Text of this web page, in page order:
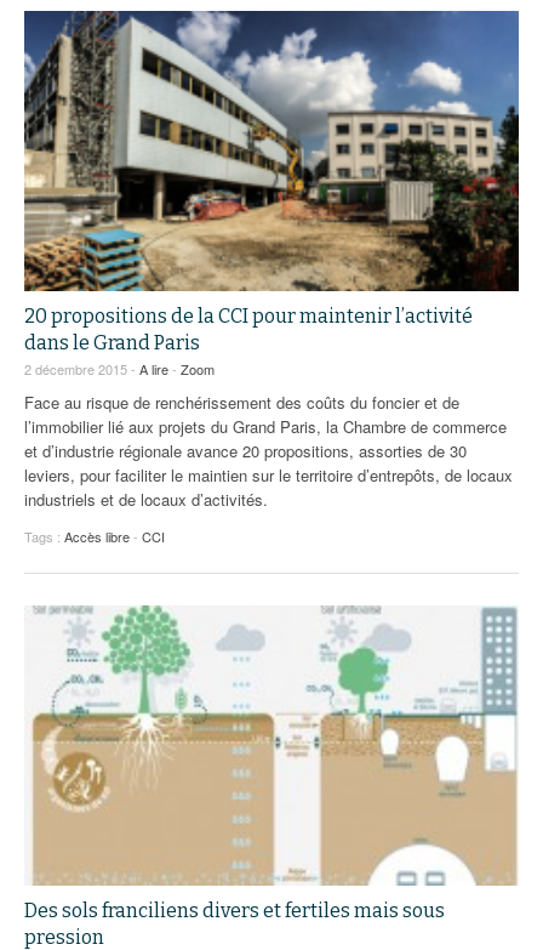
20 propositions de la CCI pour maintenir l’activité
dans le Grand Paris
2 décembre 2015 - A lire- Zoom
Face au risque de renchérissement des coûts du foncier et de
l’immobilier lié aux projets du Grand Paris, la Chambre de commerce
et d’industrie régionale avance 20 propositions, assorties de 30
leviers, pour faciliter le maintien sur le territoire d’entrepôts, de locaux
industriels et de locaux d’activités.
Tags : Accès libre- CCI
Des sols franciliens divers et fertiles mais sous
pression